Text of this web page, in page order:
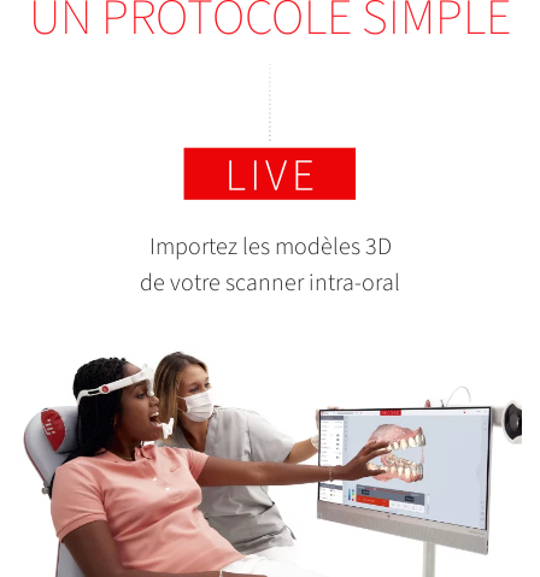
UN PROTOCOLE SIMPLE
Importez les modèles 3D
de votre scanner intra-oral